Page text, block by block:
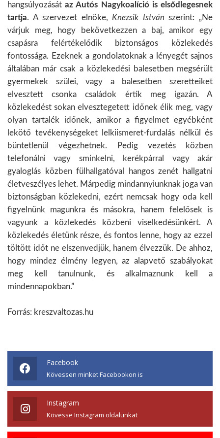
hangsúlyozásátaz Autós Nagykoalíció is elsődlegesnek
tartja. A szervezet elnöke, Knezsik István szerint: „Ne
várjuk meg, hogy bekövetkezzen a baj, amikor egy
csapásra felértékelődik biztonságos közlekedés
fontossága. Ezeknek a gondolatoknak a lényegét sajnos
általában már csak a közlekedési balesetben megsérült
gyermekek szülei, vagy a balesetben szeretteiket
elvesztett csonka családok értik meg igazán. A
közlekedést sokan elvesztegetett időnek élik meg, vagy
olyan tartalék időnek, amikor a figyelmet egyébként
lekötő tevékenységeket lelkiismeret-furdalás nélkül és
büntetlenül végezhetnek. Pedig vezetés közben
telefonálni vagy sminkelni, kerékpárral vagy akár
gyaloglás közben fülhallgatóval hangos zenét hallgatni
életveszélyes lehet. Márpedig mindannyiunknak joga van
biztonságban közlekedni, ezért nemcsak hogy oda kell
figyelnünk magunkra és másokra, hanem felelősek is
vagyunk a közlekedés közbeni viselkedésünkért. A
közlekedés életünk része, és fontos lenne, hogy az ezzel
töltött időt ne elszenvedjük, hanem élvezzük. De ahhoz,
hogy mindez élmény legyen, az alapvető szabályokat
meg kell tanulnunk, és alkalmaznunk kell a
mindennapokban.”
Forrás: kreszvaltozas.hu
Facebook
Kövessen minket Facebookon is
Instagram
Kövesse Instagram oldalunkat